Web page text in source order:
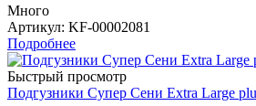
Много
Артикул: KF-00002081
Подробнее
Быстрый просмотр
Подгузники Супер Сени Extra Large